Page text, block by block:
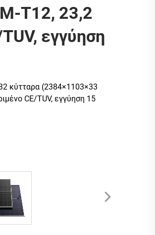
T12, 23,2
εγγύηση
κύτταρα (2384×1103×33
CE/TUV, εγγύηση 15